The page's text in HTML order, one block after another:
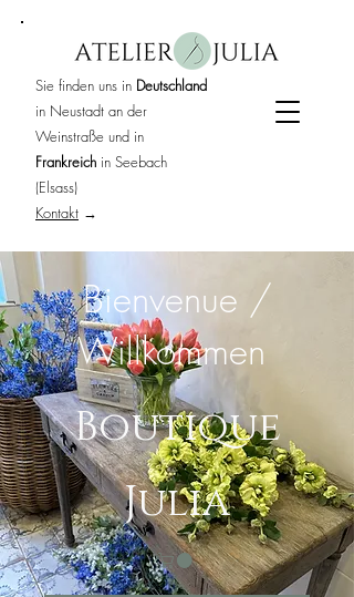
Sie finden uns in Deutschland
in Neustadt an der
Weinstraße und in
Frankreich in Seebach
(Elsass)
Kontakt →
Bienvenue /
Willkommen
Boutique
Julia